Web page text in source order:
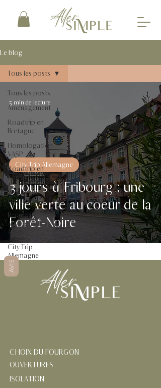
Le blog
Tous les posts
Aménagement
Roadtrip en
Bretagne
Homologation
VASP
Roadtrip en
Lorraine
Vanlife au
quotidien
Roadtrip
Auvergne-Rhône-
Alpes
City Trip
Allemagne
Tous les posts
3 jours à Fribourg : une
ville verte au coeur de la
Forêt-Noire
City Trip Allemagne
5 min de lecture
CHOIX DU FOURGON
OUVERTURES
ISOLATION
AVIS